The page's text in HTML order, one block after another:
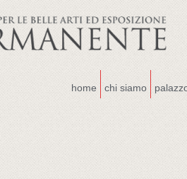
home chi siamo